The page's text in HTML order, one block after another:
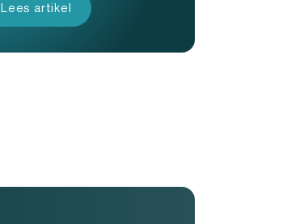
Lees artikel